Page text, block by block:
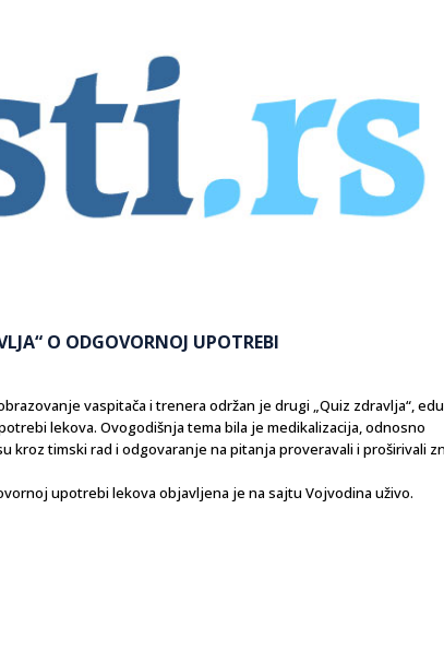
O ODGOVORNOJ UPOTREBI
vaspitača i trenera održan je drugi „Quiz zdravlja“,
lekova. Ovogodišnja tema bila je medikalizacija, odnosno
timski rad i odgovaranje na pitanja proveravali i proširivali
upotrebi lekova objavljena je na sajtu Vojvodina uživo.